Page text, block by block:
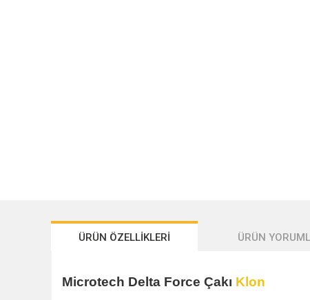
ÜRÜN ÖZELLİKLERİ ÜRÜN
Microtech Delta Force Çakı Klon